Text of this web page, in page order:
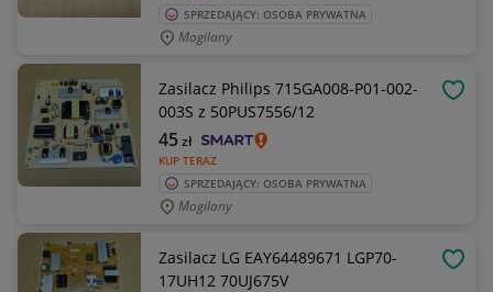
SPRZEDAJĄCY: OSOBA PRYWATNA
Mogilany
Zasilacz Philips 715GA008-P01-002-
003S z 50PUS7556/12
KUP TERAZ
45zł
SPRZEDAJĄCY: OSOBA PRYWATNA
Mogilany
Zasilacz LG EAY64489671 LGP70-
17UH12 70UJ675V